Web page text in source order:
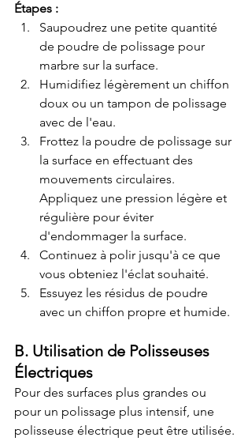
Étapes :
Saupoudrez une petite quantité
de poudre de polissage pour
marbre sur la surface.
Humidifiez légèrement un chiffon
doux ou un tampon de polissage
avec de l'eau.
Frottez la poudre de polissage sur
la surface en effectuant des
mouvements circulaires.
Appliquez une pression légère et
régulière pour éviter
d'endommager la surface.
Continuez à polir jusqu'à ce que
vous obteniez l'éclat souhaité.
Essuyez les résidus de poudre
avec un chiffon propre et humide.
B. Utilisation de Polisseuses
Électriques
Pour des surfaces plus grandes ou
pour un polissage plus intensif, une
polisseuse électrique peut être utilisée.